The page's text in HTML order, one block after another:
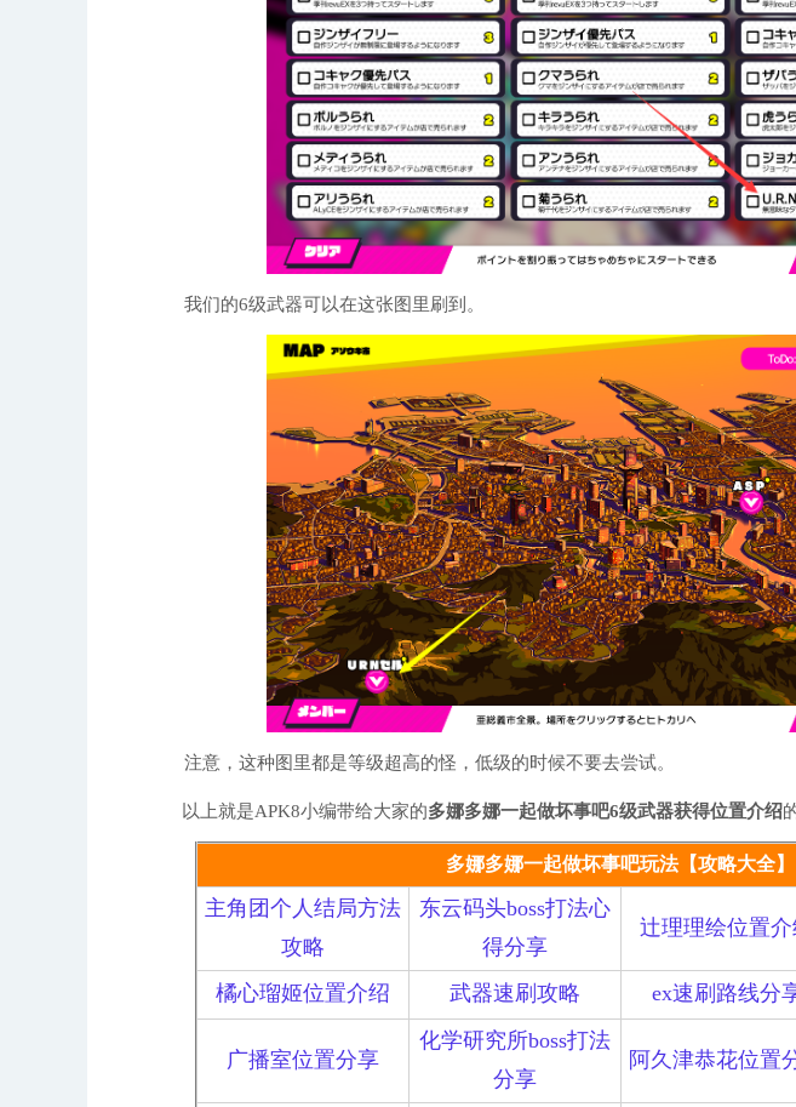
我们的6级武器可以在这张图里刷到。
注意，这种图里都是等级超高的怪，低级的时候不要去尝试。
以上就是APK8小编带给大家的多娜多娜一起做坏事吧6级武器获得位置介绍
多娜多娜一起做坏事吧玩法【攻略大全】
主角团个人结局方法
攻略
东云码头boss打法心
得分享
辻理理绘位置介
橘心瑠姬位置介绍 武器速刷攻略 ex速刷路线分
广播室位置分享
化学研究所boss打法
分享
阿久津恭花位置